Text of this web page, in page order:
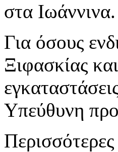
στα Ιωάννινα.
Για όσους
Ξιφασκίας
Υπεύθυνη